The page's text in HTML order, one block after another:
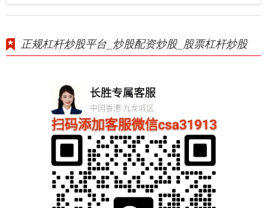
正规杠杆炒股平台_炒股配资炒股_股票杠杆炒股